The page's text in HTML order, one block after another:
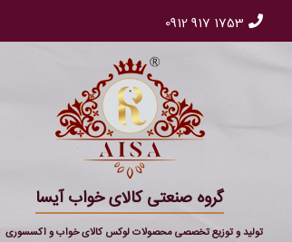
0912 917 1753
گروه صنعتی کالای خواب آیسا
تولید و توزیع تخصصی محصولات لوکس کالای خواب و اکسسوری